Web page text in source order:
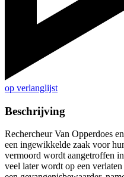
op verlanglijst
Beschrijving
Rechercheur Van Opperdoes
een ingewikkelde zaak voor
vermoord wordt aangetroffen
veel later wordt op een